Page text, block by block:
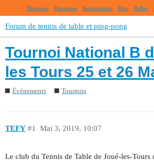
Boutique Raquettes Revêtements Bois Balles
Forum de tennis de table et ping-pong
Tournoi National B
les Tours 25 et 26
Évènements Tournois
TEFY Mai 3, 2019, 10:07
#1
Le club du Tennis de Table de Joué-les-Tours